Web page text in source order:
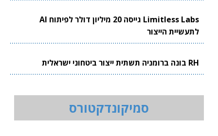
Limitless Labs גייסה 20 מיליון דולר לפיתוח AI
לתעשיית הייצור
RH בונה ברומניה תשתית ייצור ביטחוני ישראלית
סמיקונדקטורס